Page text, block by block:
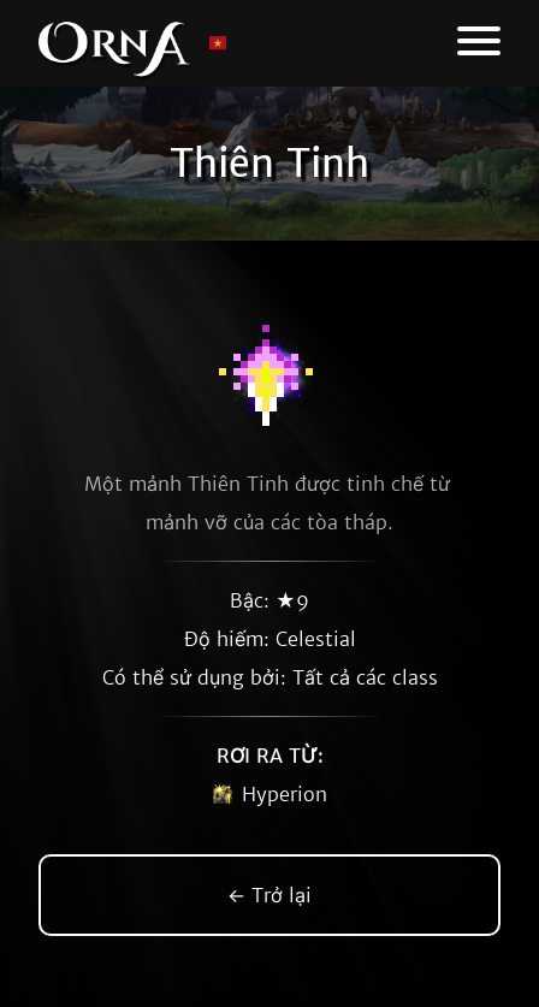
Thiên Tinh
Một mảnh Thiên Tinh được tinh chế từ
mảnh vỡ của các tòa tháp.
Bậc: ★9
Độ hiếm: Celestial
Có thể sử dụng bởi: Tất cả các class
RƠI RA TỪ:
Hyperion
← Trở lại